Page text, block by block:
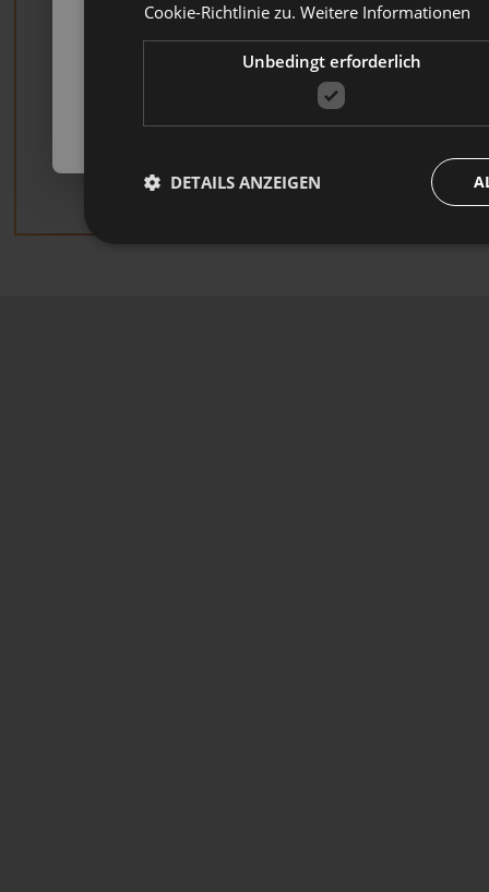
Automatische Beitritte
Ab dem 1. Juli 2026 kann Laborfonds
Klicken Sie hier, um mehr zu erfahren
Cookie-Richtlinie zu. Weitere Informationen
Unbedingt erforderlich
DETAILS ANZEIGEN